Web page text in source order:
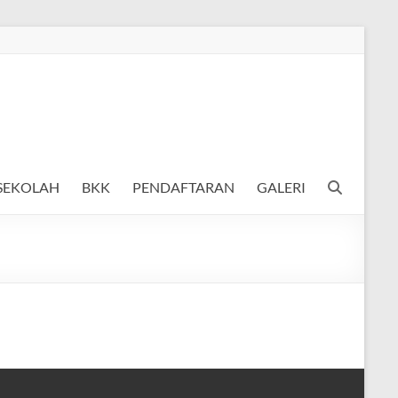
BKK PENDAFTARAN GALERI